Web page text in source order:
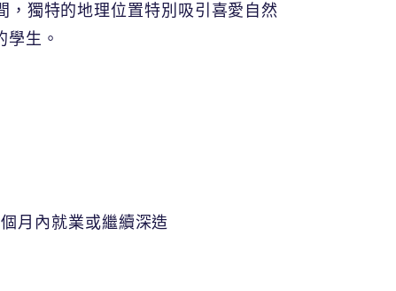
獨特的地理位置特別吸引喜愛自然
生。
月內就業或繼續深造